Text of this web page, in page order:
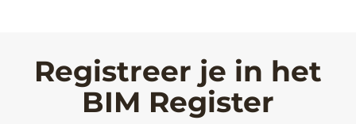
Registreer je in het
BIM Register